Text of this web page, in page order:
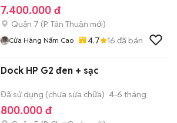
7.400.000 đ
Quận 7 (P. Tân Thuận mới)
Cửa Hàng Nấm Cao 4.7 16 đã bán
Dock HP G2 đen + sạc
Đã sử dụng (chưa sửa chữa) 4-6 tháng
800.000 đ